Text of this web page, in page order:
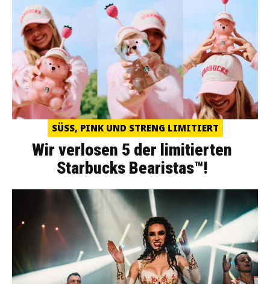
SÜSS, PINK UND STRENG LIMITIERT
Wir verlosen 5 der limitierten
Starbucks Bearistas™!